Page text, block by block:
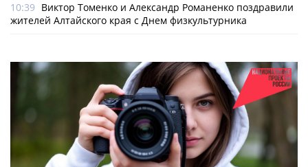
10:39 Виктор Томенко и Александр Романенко поздравили
жителей Алтайского края с Днем физкультурника